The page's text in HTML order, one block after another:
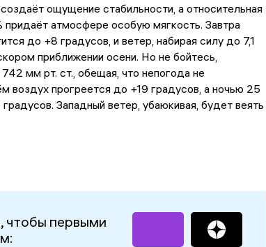
ощущение стабильности, а относительная
придаёт атмосфере особую мягкость. Завтра
до +8 градусов, и ветер, набирая силу до 7,1
приближении осени. Но не бойтесь,
мм рт. ст., обещая, что непогода не
воздух прогреется до +19 градусов, а ночью 25
Западный ветер, убаюкивая, будет веять
чтобы первыми